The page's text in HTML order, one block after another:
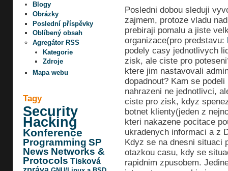
Blogy
Obrázky
Poslední příspěvky
Oblíbený obsah
Agregátor RSS
Kategorie
Zdroje
Mapa webu
Tagy
Security
Hacking
Konference
Programming SP
News Networks &
Protocols Tisková
Posledni dobou sleduji
zajmem, protoze vladu
prebiraji pomalu a jiste
organizace(pro predstavu:
podely casy jednotlivych
zisk, ale ciste pro
ktere jim nastavovali
dopadnout? Kam se
nahrazeni ne jednotlivci,
ciste pro zisk, kdyz
botnet klienty(jeden z
kteri nakazene pocitace
ukradenych informaci a z
Kdyz se na dnesni situaci
otazkou casu, kdy se
rapidnim zpusobem.